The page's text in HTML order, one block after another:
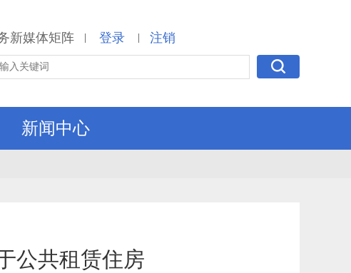
新媒体矩阵 | 登录 | 注销
新闻中心
公共租赁住房